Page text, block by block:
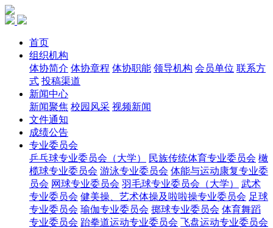
首页
组织机构
体协简介 体协章程 体协职能 领导机构 会员单位 联系方
式 投稿渠道
新闻中心
新闻聚焦 校园风采 视频新闻
文件通知
成绩公告
专业委员会
乒乓球专业委员会（大学）
民族传统体育专业委员会 橄
榄球专业委员会 游泳专业委员会 体能与运动康复专业委
员会 网球专业委员会 羽毛球专业委员会（大学）
武术
专业委员会 健美操、艺术体操及啦啦操专业委员会 足球
专业委员会 瑜伽专业委员会 掷球专业委员会 体育舞蹈
专业委员会 跆拳道运动专业委员会 飞盘运动专业委员会